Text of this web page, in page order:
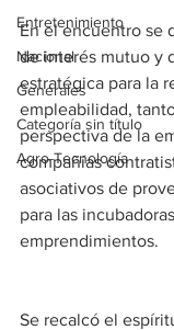
Entretenimiento
Nacional
Generales
Categoría sin título
Agro-Tecnología
En el encuentro se
de interés mutuo y
estratégica para la
empleabilidad,
perspectiva de la
compañías
asociativos de
para las
emprendimientos.
Se recalcó el